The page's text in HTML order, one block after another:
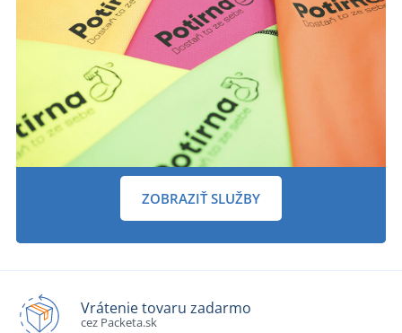
ZOBRAZIŤ SLUŽBY
Vrátenie tovaru zadarmo
cez Packeta.sk